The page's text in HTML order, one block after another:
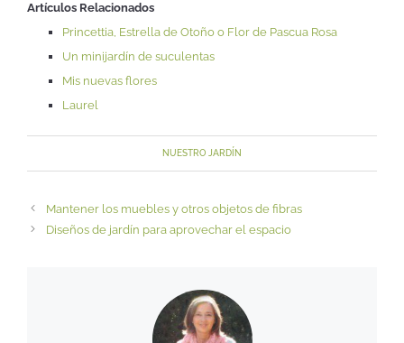
Artículos Relacionados
Princettia, Estrella de Otoño o Flor de Pascua Rosa
Un minijardín de suculentas
Mis nuevas flores
Laurel
NUESTRO JARDÍN
Mantener los muebles y otros objetos de fibras
Diseños de jardín para aprovechar el espacio